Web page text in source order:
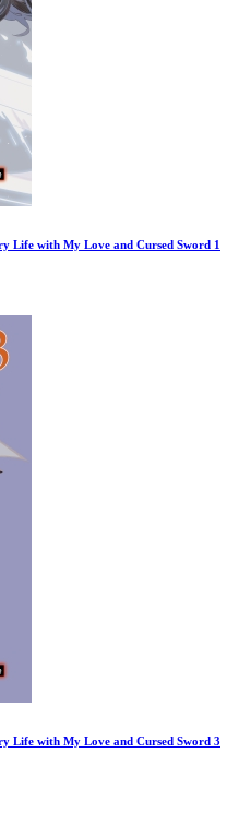
Life with My Love and Cursed Sword 1
Life with My Love and Cursed Sword 3